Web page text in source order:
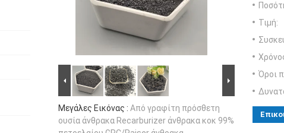
Μεγάλες Εικόνας : Από γραφίτη πρόσθετη
ουσία άνθρακα Recarburizer άνθρακα κοκ 99%
Τιμή:
Όροι